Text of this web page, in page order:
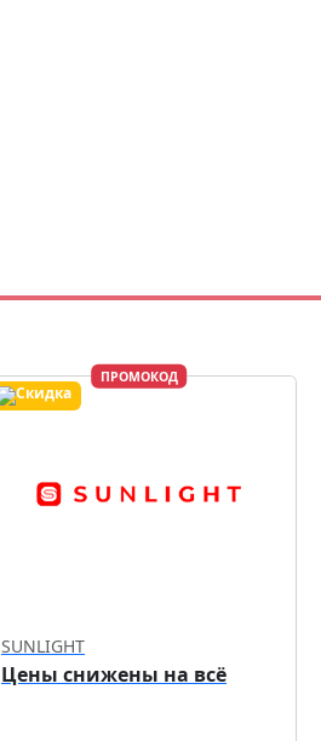
ПРОМОКОД
SUNLIGHT
Цены снижены на всё